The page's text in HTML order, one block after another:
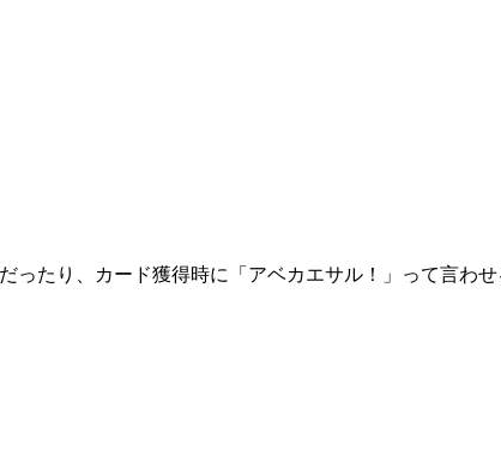
たり、カード獲得時に「アベカエサル！」って言わ